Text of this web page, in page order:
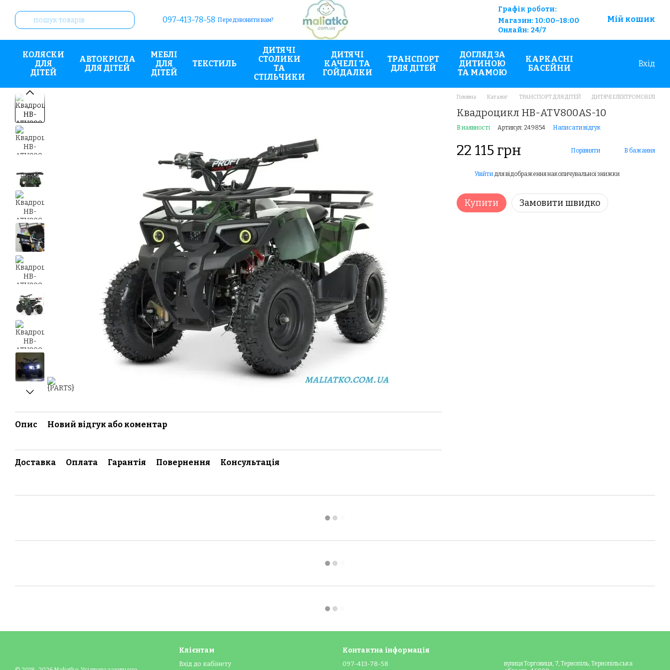
097-413-78-58 Передзвонити вам?
Графік роботи:
Магазин: 10:00–18:00
Онлайн: 24/7
Мій кошик
КОЛЯСКИ
ДЛЯ
ДІТЕЙ
АВТОКРІСЛА
ДЛЯ ДІТЕЙ
МЕБЛІ
ДЛЯ
ДІТЕЙ
ТЕКСТИЛЬ
ДИТЯЧІ
СТОЛИКИ
ТА
СТІЛЬЧИКИ
ДИТЯЧІ
КАЧЕЛІ ТА
ГОЙДАЛКИ
ТРАНСПОРТ
ДЛЯ ДІТЕЙ
ДОГЛЯД ЗА
ДИТИНОЮ
ТА МАМОЮ
КАРКАСНІ
БАСЕЙНИ
Вхід
Головна Каталог ТРАНСПОРТ ДЛЯ ДІТЕЙ ДИТЯЧІ ЕЛЕКТРОМОБІЛІ
Квадроцикл HB-ATV800AS-10
В наявності Артикул: 249854 Написати відгук
22 115 грн Порівняти В бажання
Увійти для відображення накопичувальної знижки
Купити Замовити швидко
Опис Новий відгук або коментар
Доставка Оплата Гарантія Повернення Консультація
Клієнтам
Вхід до кабінету
Контактна інформація
097-413-78-58
вулиця Торговиця, 7, Тернопіль, Тернопільська